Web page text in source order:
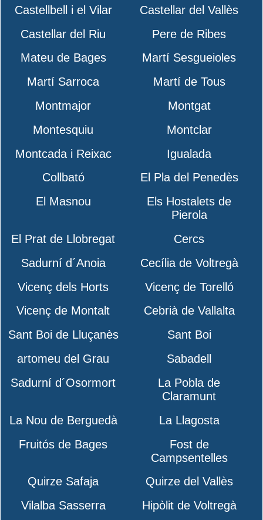
Castellbell i el Vilar
Castellar del Vallès
Castellar del Riu
Pere de Ribes
Mateu de Bages
Martí Sesgueioles
Martí Sarroca
Martí de Tous
Montmajor
Montgat
Montesquiu
Montclar
Montcada i Reixac
Igualada
Collbató
El Pla del Penedès
El Masnou
Els Hostalets de
Pierola
El Prat de Llobregat
Cercs
Sadurní d´Anoia
Cecília de Voltregà
Vicenç dels Horts
Vicenç de Torelló
Vicenç de Montalt
Cebrià de Vallalta
Sant Boi de Lluçanès
Sant Boi
artomeu del Grau
Sabadell
Sadurní d´Osormort
La Pobla de
Claramunt
La Nou de Berguedà
La Llagosta
Fruitós de Bages
Fost de
Campsentelles
Quirze Safaja
Quirze del Vallès
Vilalba Sasserra
Hipòlit de Voltregà